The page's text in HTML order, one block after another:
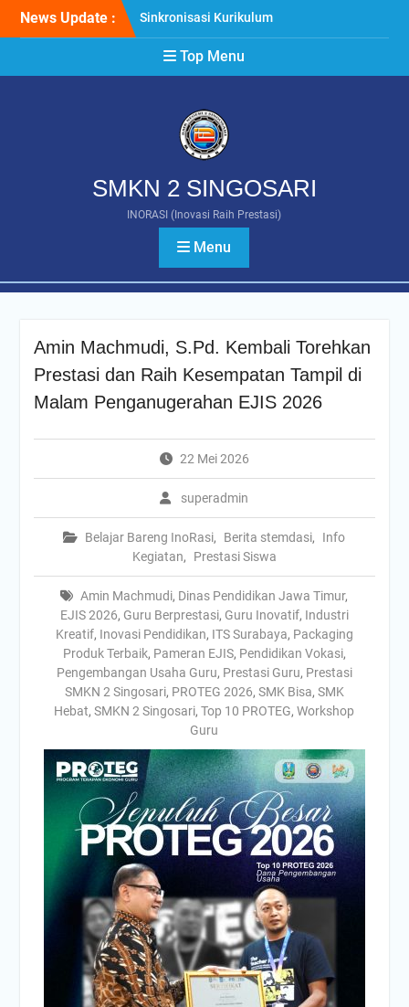
News Update :
Sinkronisasi Kurikulum
Bersama DUDI, SMKN 2
Singosari Selaraskan
Pembelajaran dengan
Artificial Intelligence
Rapat Dinas Awal Tahun
Ajaran 2026/2027, SMKN 2
Komitmen Wujudkan
Pembelajaran Berkualitas
Vice President BOKE
Technology Tinjau Kelas
Industri Animasi SMKN 2
Singosari, Perkuat
Top Menu
SMKN 2 SINGOSARI
INORASI (Inovasi Raih Prestasi)
Menu
Amin Machmudi, S.Pd. Kembali Torehkan
Prestasi dan Raih Kesempatan Tampil di
Malam Penganugerahan EJIS 2026
22 Mei 2026
superadmin
Belajar Bareng InoRasi, Berita stemdasi,
Info
Kegiatan, Prestasi Siswa
Amin Machmudi, Dinas Pendidikan Jawa Timur,
EJIS 2026, Guru Berprestasi, Guru Inovatif, Industri
Kreatif, Inovasi Pendidikan, ITS Surabaya, Packaging
Produk Terbaik, Pameran EJIS, Pendidikan Vokasi,
Pengembangan Usaha Guru, Prestasi Guru, Prestasi
SMKN 2 Singosari, PROTEG 2026, SMK Bisa, SMK
Hebat,SMKN 2 Singosari,Top 10 PROTEG,Workshop
Guru